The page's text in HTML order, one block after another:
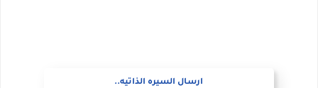
ارسال السيره الذاتيه..